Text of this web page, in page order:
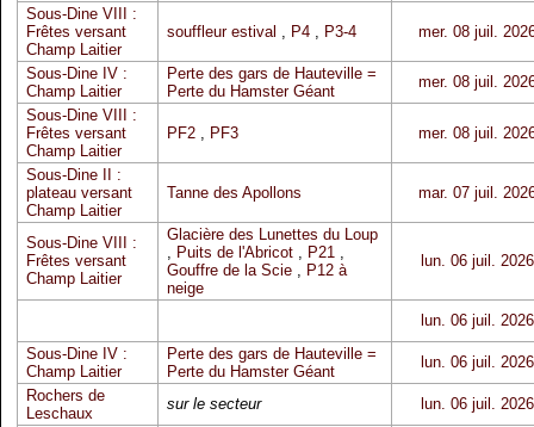
Sous-Dine VIII :
Frêtes versant
Champ Laitier
souffleur estival , P4, P3-4 mer. 08 juil.
Sous-Dine IV :
Champ Laitier
Perte des gars de Hauteville =
Perte du Hamster Géant
mer. 08 juil.
Sous-Dine VIII :
Frêtes versant
Champ Laitier
PF2, PF3 mer. 08 juil.
Sous-Dine II :
plateau versant
Champ Laitier
Tanne des Apollons mar. 07 juil.
Sous-Dine VIII :
Frêtes versant
Champ Laitier
Glacière des Lunettes du Loup
, Puits de l'Abricot, P21,
Gouffre de la Scie, P12 à
neige
lun. 06 juil. 2026
lun. 06 juil. 2026
Sous-Dine IV :
Champ Laitier
Perte des gars de Hauteville =
Perte du Hamster Géant
lun. 06 juil. 2026
Rochers de
Leschaux
sur le secteur
lun. 06 juil. 2026